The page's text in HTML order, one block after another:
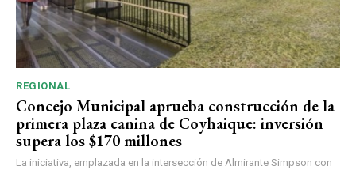
REGIONAL
Concejo Municipal aprueba construcción de la
primera plaza canina de Coyhaique: inversión
supera los $170 millones
La iniciativa, emplazada en la intersección de Almirante Simpson con